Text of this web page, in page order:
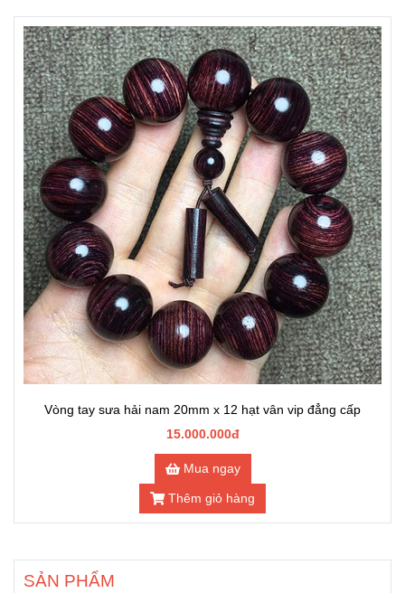
Vòng tay sưa hải nam 20mm x 12 hạt vân vip đẳng cấp
15.000.000đ
Mua ngay
Thêm giỏ hàng
SẢN PHẨM